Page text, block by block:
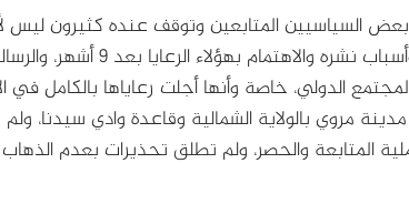
السياسيين المتابعين وتوقف عنده كثيرون ليس
الإنساني، بل لمغزاه، توقيته
الدولي، خاصة وأنها أجلت رعاياها بالكامل في
مروي بالولاية الشمالية وقاعدة وادي سيدنا،
المتابعة والحصر، ولم تطلق تحذيرات بعدم الذهاب